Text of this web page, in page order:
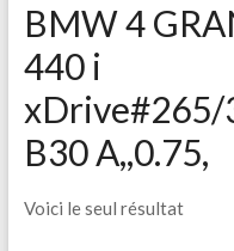
BMW 4
440 i
xDrive#265/
B30 A,,0.75,
Voici le seul résultat